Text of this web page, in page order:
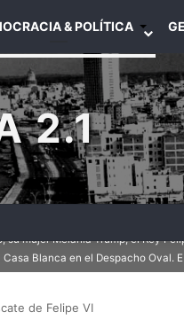
& POLÍTICA
2.1
mujer Melania Trump, el Rey
Blanca en el Despacho Oval.
de Felipe VI